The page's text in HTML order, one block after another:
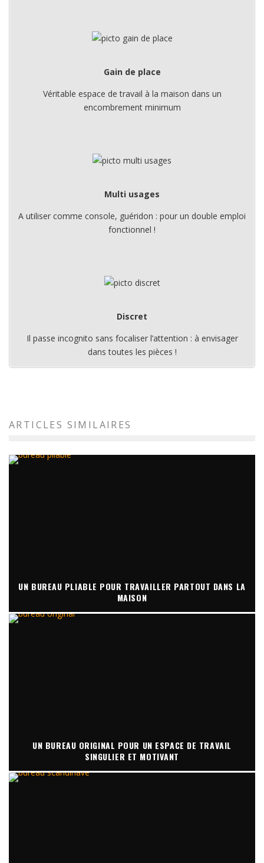
Gain de place
Véritable espace de travail à la maison dans un
encombrement minimum
Multi usages
A utiliser comme console, guéridon : pour un double emploi
fonctionnel !
Discret
Il passe incognito sans focaliser l’attention : à envisager
dans toutes les pièces !
ARTICLES SIMILAIRES
UN BUREAU PLIABLE POUR TRAVAILLER PARTOUT DANS LA
MAISON
UN BUREAU ORIGINAL POUR UN ESPACE DE TRAVAIL
SINGULIER ET MOTIVANT